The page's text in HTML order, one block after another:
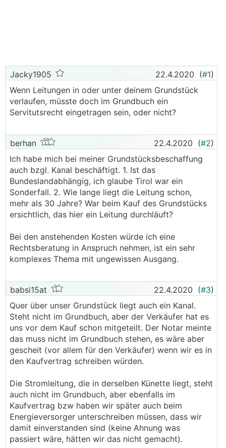
Jacky1905 22.4.2020 (#1)
Wenn Leitungen in oder unter deinem Grundstück
verlaufen, müsste doch im Grundbuch ein
Servitutsrecht eingetragen sein, oder nicht?
berhan 22.4.2020 (#2)
Ich habe mich bei meiner Grundstücksbeschaffung
auch bzgl. Kanal beschäftigt. 1. Ist das
Bundeslandabhängig, ich glaube Tirol war ein
Sonderfall. 2. Wie lange liegt die Leitung schon,
mehr als 30 Jahre? War beim Kauf des Grundstücks
ersichtlich, das hier ein Leitung durchläuft?
Bei den anstehenden Kosten würde ich eine
Rechtsberatung in Anspruch nehmen, ist ein sehr
komplexes Thema mit ungewissen Ausgang.
babsi15at 22.4.2020 (#3)
Quer über unser Grundstück liegt auch ein Kanal.
Steht nicht im Grundbuch, aber der Verkäufer hat es
uns vor dem Kauf schon mitgeteilt. Der Notar meinte
das muss nicht im Grundbuch stehen, es wäre aber
gescheit (vor allem für den Verkäufer) wenn wir es in
den Kaufvertrag schreiben würden.
Die Stromleitung, die in derselben Künette liegt, steht
auch nicht im Grundbuch, aber ebenfalls im
Kaufvertrag bzw haben wir später auch beim
Energieversorger unterschreiben müssen, dass wir
damit einverstanden sind (keine Ahnung was
passiert wäre, hätten wir das nicht gemacht).